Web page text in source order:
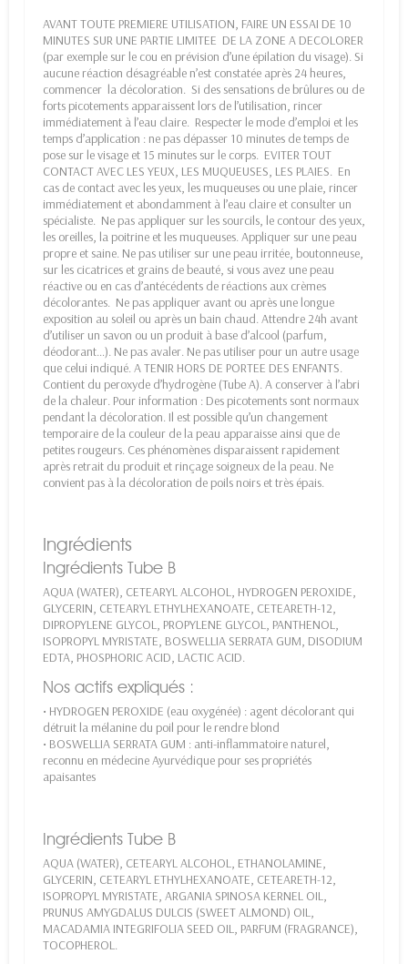
AVANT TOUTE PREMIERE UTILISATION, FAIRE UN ESSAI DE 10
MINUTES SUR UNE PARTIE LIMITEE DE LA ZONE A DECOLORER
(par exemple sur le cou en prévision d’une épilation du visage). Si
aucune réaction désagréable n’est constatée après 24 heures,
commencer la décoloration. Si des sensations de brûlures ou de
forts picotements apparaissent lors de l’utilisation, rincer
immédiatement à l’eau claire. Respecter le mode d’emploi et les
temps d’application : ne pas dépasser 10 minutes de temps de
pose sur le visage et 15 minutes sur le corps. EVITER TOUT
CONTACT AVEC LES YEUX, LES MUQUEUSES, LES PLAIES. En
cas de contact avec les yeux, les muqueuses ou une plaie, rincer
immédiatement et abondamment à l’eau claire et consulter un
spécialiste. Ne pas appliquer sur les sourcils, le contour des yeux,
les oreilles, la poitrine et les muqueuses. Appliquer sur une peau
propre et saine. Ne pas utiliser sur une peau irritée, boutonneuse,
sur les cicatrices et grains de beauté, si vous avez une peau
réactive ou en cas d’antécédents de réactions aux crèmes
décolorantes. Ne pas appliquer avant ou après une longue
exposition au soleil ou après un bain chaud. Attendre 24h avant
d’utiliser un savon ou un produit à base d’alcool (parfum,
déodorant…). Ne pas avaler. Ne pas utiliser pour un autre usage
que celui indiqué. A TENIR HORS DE PORTEE DES ENFANTS.
Contient du peroxyde d’hydrogène (Tube A). A conserver à l’abri
de la chaleur. Pour information : Des picotements sont normaux
pendant la décoloration. Il est possible qu’un changement
temporaire de la couleur de la peau apparaisse ainsi que de
petites rougeurs. Ces phénomènes disparaissent rapidement
après retrait du produit et rinçage soigneux de la peau. Ne
convient pas à la décoloration de poils noirs et très épais.
Ingrédients
Ingrédients Tube B
AQUA (WATER), CETEARYL ALCOHOL, HYDROGEN PEROXIDE,
GLYCERIN, CETEARYL ETHYLHEXANOATE, CETEARETH-12,
DIPROPYLENE GLYCOL, PROPYLENE GLYCOL, PANTHENOL,
ISOPROPYL MYRISTATE, BOSWELLIA SERRATA GUM, DISODIUM
EDTA, PHOSPHORIC ACID, LACTIC ACID.
Nos actifs expliqués :
• HYDROGEN PEROXIDE (eau oxygénée) : agent décolorant qui
détruit la mélanine du poil pour le rendre blond
• BOSWELLIA SERRATA GUM : anti-inflammatoire naturel,
reconnu en médecine Ayurvédique pour ses propriétés
apaisantes
Ingrédients Tube B
AQUA (WATER), CETEARYL ALCOHOL, ETHANOLAMINE,
GLYCERIN, CETEARYL ETHYLHEXANOATE, CETEARETH-12,
ISOPROPYL MYRISTATE, ARGANIA SPINOSA KERNEL OIL,
PRUNUS AMYGDALUS DULCIS (SWEET ALMOND) OIL,
MACADAMIA INTEGRIFOLIA SEED OIL, PARFUM (FRAGRANCE),
TOCOPHEROL.